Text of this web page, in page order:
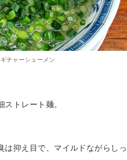
チャーシューメン
トレート麺。
は抑え目で、マイルドながらし